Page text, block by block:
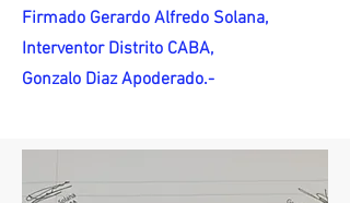
Firmado Gerardo Alfredo Solana,
Interventor Distrito CABA,
Gonzalo Diaz Apoderado.-